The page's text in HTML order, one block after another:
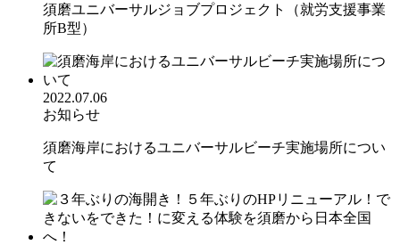
須磨ユニバーサルジョブプロジェクト（就労支援事業
所B型）
2022.07.06
お知らせ
須磨海岸におけるユニバーサルビーチ実施場所につい
て